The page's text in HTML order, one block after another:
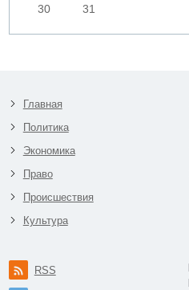
30
31
Главная
Политика
Экономика
Право
Происшествия
Культура
RSS